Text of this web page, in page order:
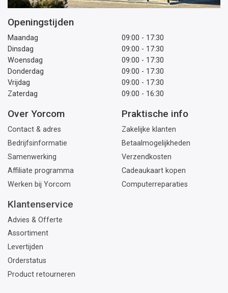
Openingstijden
Maandag
09:00 - 17:30
Dinsdag
09:00 - 17:30
Woensdag
09:00 - 17:30
Donderdag
09:00 - 17:30
Vrijdag
09:00 - 17:30
Zaterdag
09:00 - 16:30
Over Yorcom
Contact & adres
Bedrijfsinformatie
Samenwerking
Affiliate programma
Werken bij Yorcom
Praktische info
Zakelijke klanten
Betaalmogelijkheden
Verzendkosten
Cadeaukaart kopen
Computerreparaties
Klantenservice
Advies & Offerte
Assortiment
Levertijden
Orderstatus
Product retourneren